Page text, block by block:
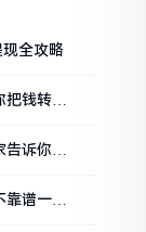
全攻略
把钱转进
告诉你几
靠谱一文